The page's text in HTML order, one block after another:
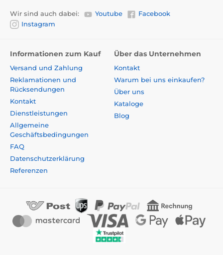
Wir sind auch dabei: Youtube
Facebook
Instagram
Informationen zum Kauf
Versand und Zahlung
Reklamationen und
Rücksendungen
Kontakt
Dienstleistungen
Allgemeine
Geschäftsbedingungen
FAQ
Datenschutzerklärung
Referenzen
Über das Unternehmen
Kontakt
Warum bei uns einkaufen?
Über uns
Kataloge
Blog